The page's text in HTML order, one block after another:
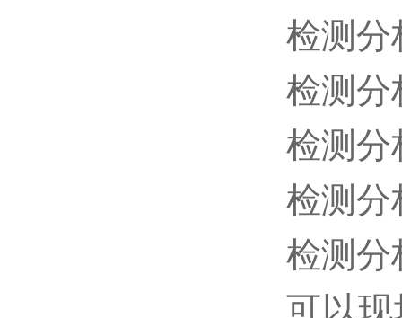
检测分
检测分
检测分
检测分
检测分
可以